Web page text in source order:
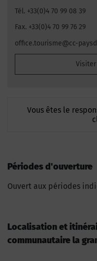
Tél. +33(0)4 70 99 08 39
Fax. +33(0)4 70 99 76 29
office.tourisme@cc-
Vous êtes le
Périodes d'ouverture
Ouvert aux périodes
Localisation et
communautaire la